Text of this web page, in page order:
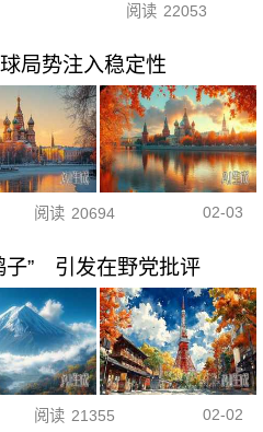
阅读 22053
局势注入稳定性
阅读 20694 02-03
子” 引发在野党批评
阅读 21355 02-02